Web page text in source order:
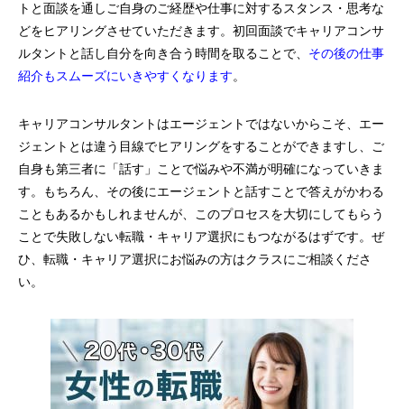
トと面談を通しご自身のご経歴や仕事に対するスタンス・思考な
どをヒアリングさせていただきます。初回面談でキャリアコンサ
ルタントと話し自分を向き合う時間を取ることで、 その後の仕事
紹介もスムーズにいきやすくなります。
キャリアコンサルタントはエージェントではないからこそ、エー
ジェントとは違う目線でヒアリングをすることができますし、ご
自身も第三者に「話す」ことで悩みや不満が明確になっていきま
す。もちろん、その後にエージェントと話すことで答えがかわる
こともあるかもしれませんが、このプロセスを大切にしてもらう
ことで失敗しない転職・キャリア選択にもつながるはずです。ぜ
ひ、転職・キャリア選択にお悩みの方はクラスにご相談くださ
い。